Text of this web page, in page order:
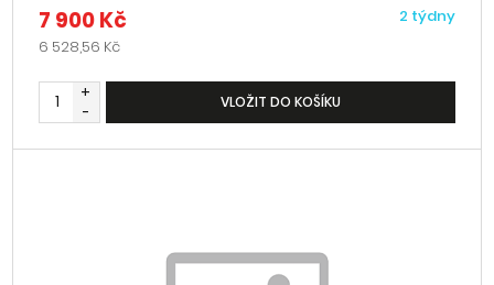
7 900 Kč
6 528,56 Kč
2 týdny
+
-
VLOŽIT DO KOŠÍKU